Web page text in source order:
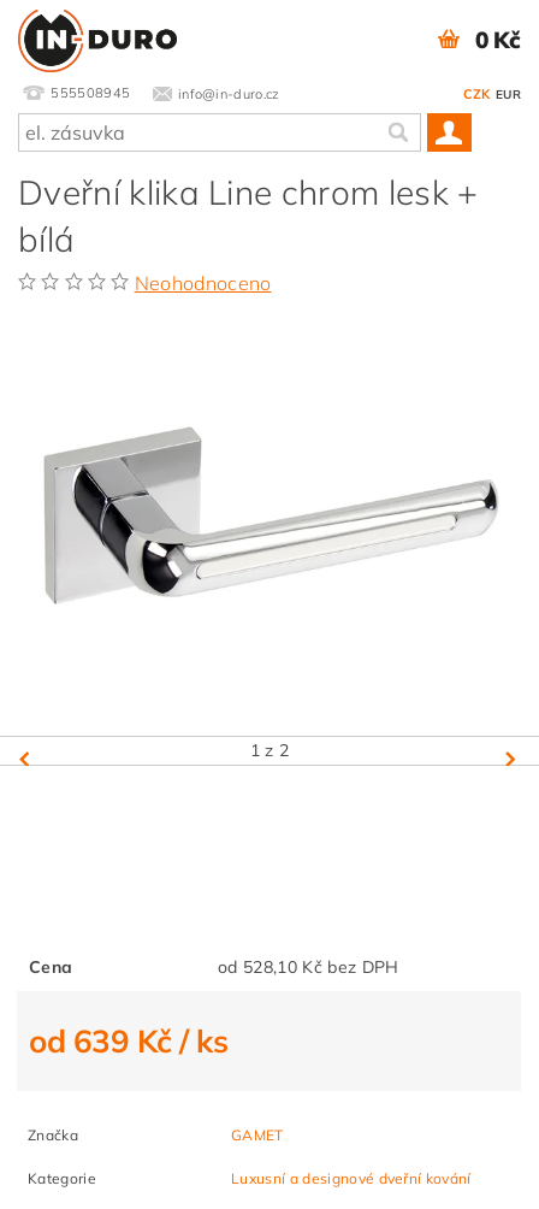
555508945 info@in-duro.cz CZK EUR
0 Kč
Dveřní klika Line chrom lesk +
bílá
Neohodnoceno
1 z 2
Cena od 528,10 Kč bez DPH
od 639 Kč/ ks
Značka GAMET
Kategorie Luxusní a designové dveřní kování